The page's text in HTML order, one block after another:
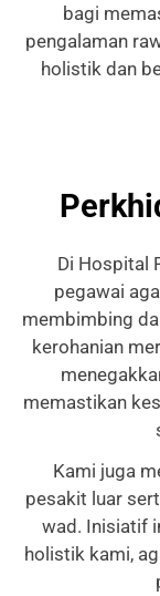
bagi
pengalaman
holistik dan
Di Hospital
pegawai
membimbing
kerohanian
memastikan
Kami juga
pesakit luar
wad. Inisiatif
holistik kami,